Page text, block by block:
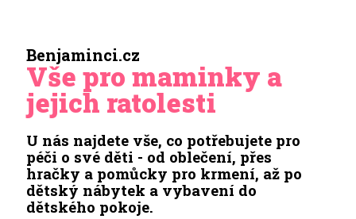
Benjaminci.cz
Vše pro maminky a
jejich ratolesti
U nás najdete vše, co potřebujete pro
péči o své děti - od oblečení, přes
hračky a pomůcky pro krmení, až po
dětský nábytek a vybavení do
dětského pokoje.